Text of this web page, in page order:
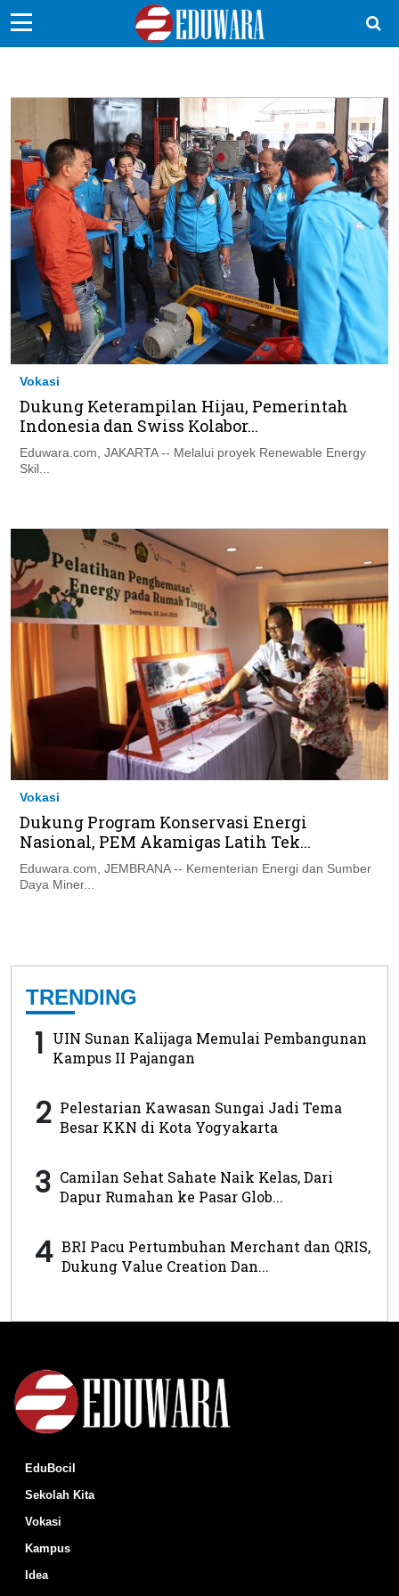
Sekolah Kita
Vokasi
Kampus
Idea
Sains
EduDana
Ikuti Kami di:
Vokasi
Dukung Keterampilan Hijau, Pemerintah
Indonesia dan Swiss Kolabor...
Eduwara.com, JAKARTA -- Melalui proyek Renewable Energy
Skil...
Vokasi
Dukung Program Konservasi Energi
Nasional, PEM Akamigas Latih Tek...
Eduwara.com, JEMBRANA -- Kementerian Energi dan Sumber
Daya Miner...
TRENDING
1 UIN Sunan Kalijaga Memulai Pembangunan
Kampus II Pajangan
2 Pelestarian Kawasan Sungai Jadi Tema
Besar KKN di Kota Yogyakarta
3 Camilan Sehat Sahate Naik Kelas, Dari
Dapur Rumahan ke Pasar Glob...
4 BRI Pacu Pertumbuhan Merchant dan QRIS,
Dukung Value Creation Dan...
EduBocil
Sekolah Kita
Vokasi
Kampus
Idea